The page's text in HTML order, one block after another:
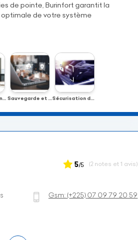
de pointe, Burinfort garantit la
de votre système
Protection contre les virus, malwares et cyberattaques Sauvegarde et restauration de données Sécurisation des accès et authentification
5/5 (2 notes et 1 avis)
Gsm:(+225) 07 09 79 20 59